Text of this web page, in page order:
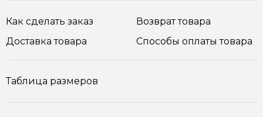
Как сделать заказ
Доставка товара
Возврат товара
Способы оплаты товара
Таблица размеров